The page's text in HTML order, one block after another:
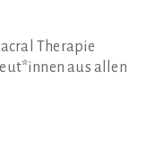
Therapie
aus allen